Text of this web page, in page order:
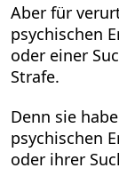
Aber für
psychischen
oder einer
Strafe.
Denn sie
psychischen
oder ihrer